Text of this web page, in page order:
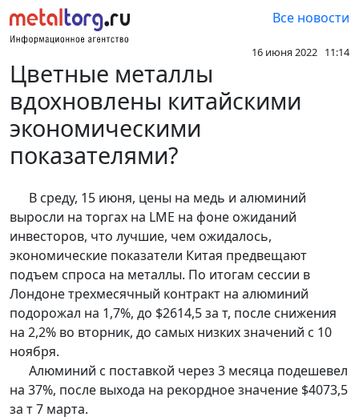
Все новости
16 июня 2022 11:14
Цветные металлы
вдохновлены китайскими
экономическими
показателями?
В среду, 15 июня, цены на медь и алюминий
выросли на торгах на LME на фоне ожиданий
инвесторов, что лучшие, чем ожидалось,
экономические показатели Китая предвещают
подъем спроса на металлы. По итогам сессии в
Лондоне трехмесячный контракт на алюминий
подорожал на 1,7%, до $2614,5 за т, после снижения
на 2,2% во вторник, до самых низких значений с 10
ноября.
Алюминий с поставкой через 3 месяца подешевел
на 37%, после выхода на рекордное значение $4073,5
за т 7 марта.